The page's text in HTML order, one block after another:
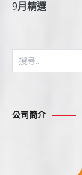
9月精選
搜
尋
字:
公司簡介